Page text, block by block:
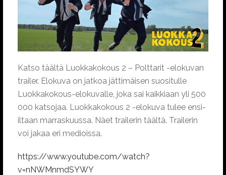
Katso täältä Luokkakokous 2 – Polttarit -elokuvan
trailer. Elokuva on jatkoa jättimäisen suositulle
Luokkakokous-elokuvalle, joka sai kaikkiaan yli 500
000 katsojaa. Luokkakokous 2 -elokuva tulee ensi-
iltaan marraskuussa. Näet trailerin täältä. Trailerin
voi jakaa eri medioissa.
https://www.youtube.com/watch?
v=nNWMnmdSYWY